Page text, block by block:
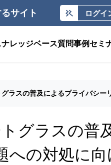
サイト ログイ
ナレッジベース質問事例 セミ
ラスの普及によるプライバシー
グラスの普
への対処に